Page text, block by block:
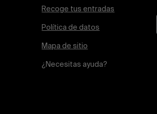
Recoge tus entradas
Política de datos
Mapa de sitio
¿Necesitas ayuda?